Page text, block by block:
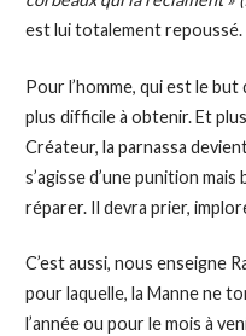
est lui totalement repoussé.
Pour l’homme, qui est le
plus difficile à obtenir. Et
Créateur, la parnassa
s’agisse d’une punition
réparer. Il devra prier,
C’est aussi, nous enseigne
pour laquelle, la Manne ne
l’année ou pour le mois à